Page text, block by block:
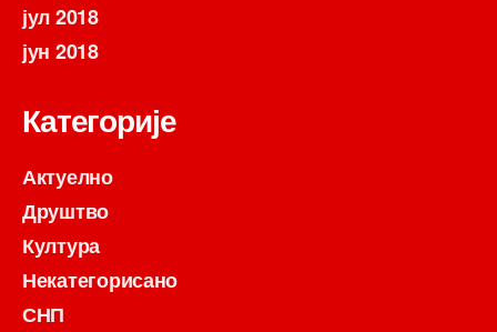
јул 2018
јун 2018
Категорије
Актуелно
Друштво
Култура
Некатегорисано
СНП